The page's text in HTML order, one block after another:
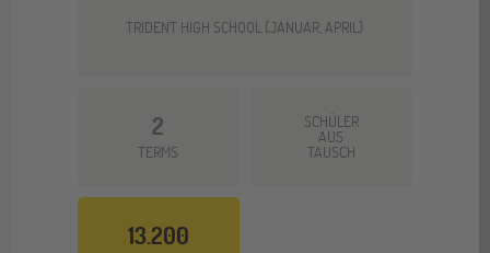
TRIDENT HIGH SCHOOL (JANUAR, APRIL)
2
TERMS
SCHÜLER
AUS
TAUSCH
13.200